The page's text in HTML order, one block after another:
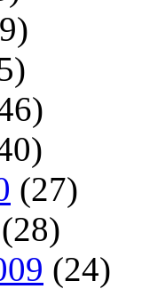
(27)
(28)
(24)